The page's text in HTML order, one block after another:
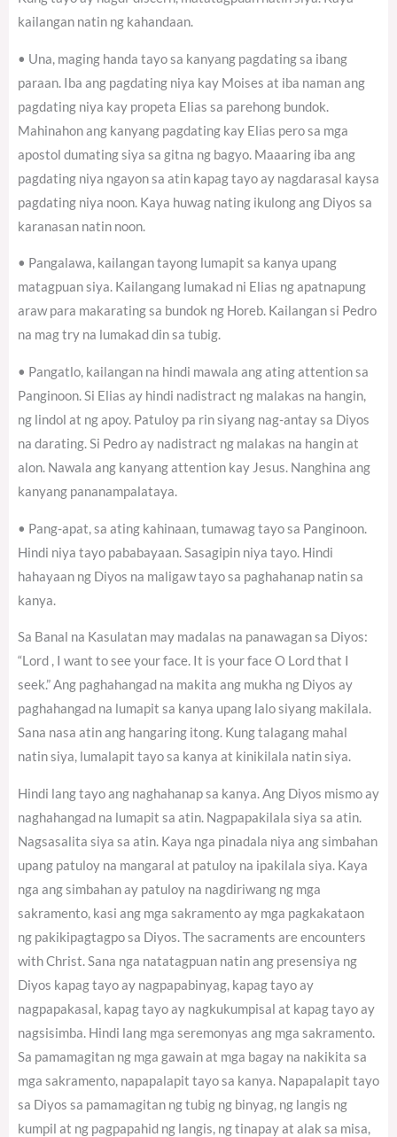
kailangan natin ng kahandaan.
• Una, maging handa tayo sa kanyang pagdating sa ibang
paraan. Iba ang pagdating niya kay Moises at iba naman ang
pagdating niya kay propeta Elias sa parehong bundok.
Mahinahon ang kanyang pagdating kay Elias pero sa mga
apostol dumating siya sa gitna ng bagyo. Maaaring iba ang
pagdating niya ngayon sa atin kapag tayo ay nagdarasal kaysa
pagdating niya noon. Kaya huwag nating ikulong ang Diyos sa
karanasan natin noon.
• Pangalawa, kailangan tayong lumapit sa kanya upang
matagpuan siya. Kailangang lumakad ni Elias ng apatnapung
araw para makarating sa bundok ng Horeb. Kailangan si Pedro
na mag try na lumakad din sa tubig.
• Pangatlo, kailangan na hindi mawala ang ating attention sa
Panginoon. Si Elias ay hindi nadistract ng malakas na hangin,
ng lindol at ng apoy. Patuloy pa rin siyang nag-antay sa Diyos
na darating. Si Pedro ay nadistract ng malakas na hangin at
alon. Nawala ang kanyang attention kay Jesus. Nanghina ang
kanyang pananampalataya.
• Pang-apat, sa ating kahinaan, tumawag tayo sa Panginoon.
Hindi niya tayo pababayaan. Sasagipin niya tayo. Hindi
hahayaan ng Diyos na maligaw tayo sa paghahanap natin sa
kanya.
Sa Banal na Kasulatan may madalas na panawagan sa Diyos:
“Lord , I want to see your face. It is your face O Lord that I
seek.” Ang paghahangad na makita ang mukha ng Diyos ay
paghahangad na lumapit sa kanya upang lalo siyang makilala.
Sana nasa atin ang hangaring itong. Kung talagang mahal
natin siya, lumalapit tayo sa kanya at kinikilala natin siya.
Hindi lang tayo ang naghahanap sa kanya. Ang Diyos mismo ay
naghahangad na lumapit sa atin. Nagpapakilala siya sa atin.
Nagsasalita siya sa atin. Kaya nga pinadala niya ang simbahan
upang patuloy na mangaral at patuloy na ipakilala siya. Kaya
nga ang simbahan ay patuloy na nagdiriwang ng mga
sakramento, kasi ang mga sakramento ay mga pagkakataon
ng pakikipagtagpo sa Diyos. The sacraments are encounters
with Christ. Sana nga natatagpuan natin ang presensiya ng
Diyos kapag tayo ay nagpapabinyag, kapag tayo ay
nagpapakasal, kapag tayo ay nagkukumpisal at kapag tayo ay
nagsisimba. Hindi lang mga seremonyas ang mga sakramento.
Sa pamamagitan ng mga gawain at mga bagay na nakikita sa
mga sakramento, napapalapit tayo sa kanya. Napapalapit tayo
sa Diyos sa pamamagitan ng tubig ng binyag, ng langis ng
kumpil at ng pagpapahid ng langis, ng tinapay at alak sa misa,